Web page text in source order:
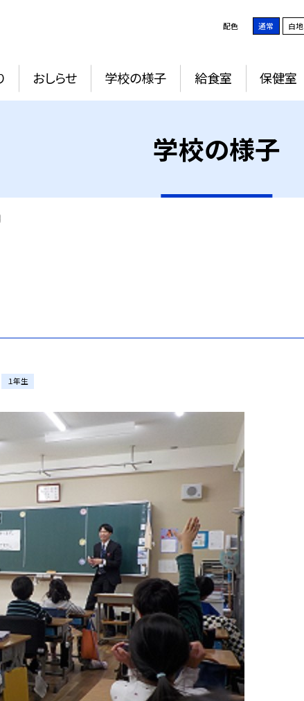
配色 通常 白地
おしらせ 学校の様子 給食室 保健室
学校の様子
１年生